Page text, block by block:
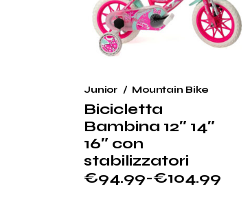
Bicicletta
Bambina 12″ 14″
16″ con
stabilizzatori
€94.99-€104.99
Fascia
Junior Mountain Bike